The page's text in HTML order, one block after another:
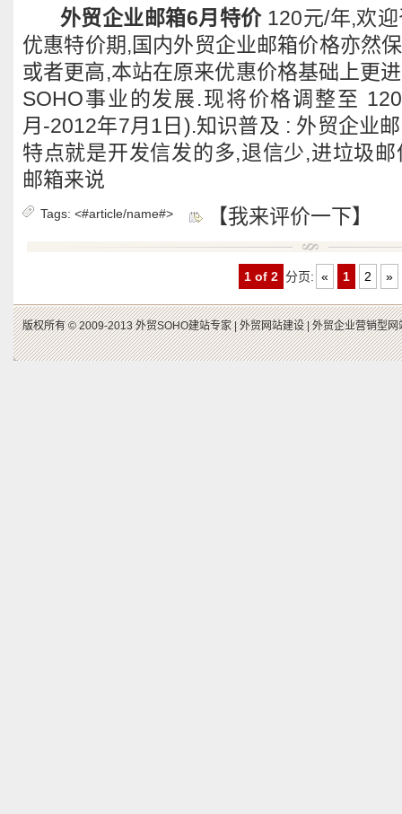
外贸企业邮箱6月特价120元/年,欢迎
优惠特价期,国内外贸企业邮箱价格亦然
或者更高,本站在原来优惠价格基础上更
SOHO事业的发展.现将价格调整至
月-2012年7月1日).知识普及 : 外贸企业
特点就是开发信发的多,退信少,进垃圾
邮箱来说
Tags: <#article/name#> 【我来评价一下】
1 of 2 分页: « 1 2 »
版权所有 © 2009-2013 外贸SOHO建站专家 |外贸网站建设 |外贸企业营销型网